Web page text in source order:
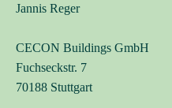
meiner Anfrage einverstanden.*
Datenschutzerklärung.
Jannis Reger
CECON Buildings GmbH
Fuchseckstr. 7
70188 Stuttgart